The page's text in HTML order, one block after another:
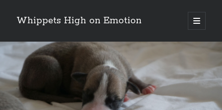
Whippets High on Emotion
öffnen
Sidebar
Neueste Kommentare
von
ingrid.krahheiermann